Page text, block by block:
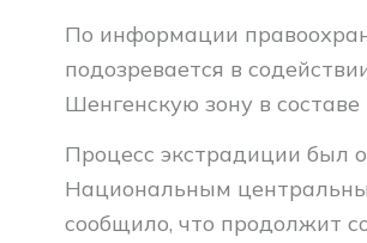
По информации
подозревается в
Шенгенскую зону в
Процесс экстрадиции был
Национальным
сообщило, что продолжит